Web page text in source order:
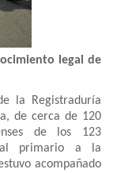
legal de
la Registraduría
de cerca de 120
de los 123
primario a la
acompañado